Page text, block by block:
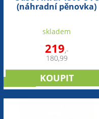
(náhradní pěnovka)
skladem
219,-
180,99